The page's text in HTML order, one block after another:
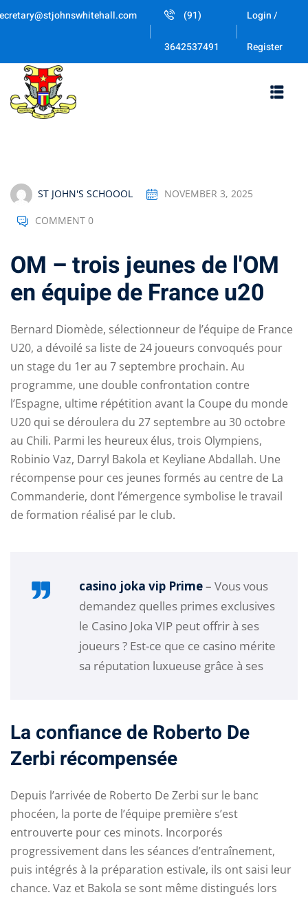
Skip
(91)
3642537491
Login /
Register
ST JOHN'S SCHOOOL NOVEMBER 3, 2025
COMMENT 0
OM – trois jeunes de l'OM
en équipe de France u20
Bernard Diomède, sélectionneur de l’équipe de France
U20, a dévoilé sa liste de 24 joueurs convoqués pour
un stage du 1er au 7 septembre prochain. Au
programme, une double confrontation contre
l’Espagne, ultime répétition avant la Coupe du monde
U20 qui se déroulera du 27 septembre au 30 octobre
au Chili. Parmi les heureux élus, trois Olympiens,
Robinio Vaz, Darryl Bakola et Keyliane Abdallah. Une
récompense pour ces jeunes formés au centre de La
Commanderie, dont l’émergence symbolise le travail
de formation réalisé par le club.
casino joka vip Prime– Vous vous
demandez quelles primes exclusives
le Casino Joka VIP peut offrir à ses
joueurs ? Est-ce que ce casino mérite
sa réputation luxueuse grâce à ses
La confiance de Roberto De
Zerbi récompensée
Depuis l’arrivée de Roberto De Zerbi sur le banc
phocéen, la porte de l’équipe première s’est
entrouverte pour ces minots. Incorporés
progressivement dans les séances d’entraînement,
puis intégrés à la préparation estivale, ils ont saisi leur
chance. Vaz et Bakola se sont même distingués lors